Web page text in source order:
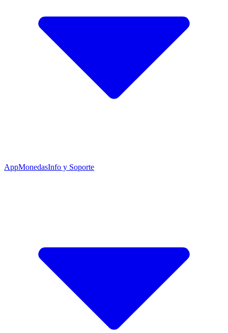
AppMonedasInfo y Soporte